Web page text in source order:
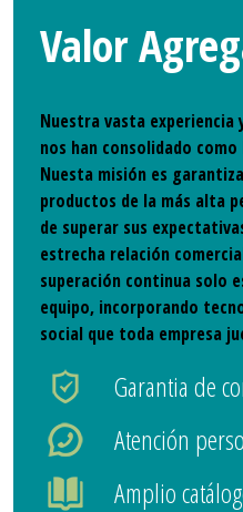
Valor
Nuestra vasta
nos han consolidado
Nuesta misión es
productos de la más alta
de superar sus
estrecha relación
superación continua solo
equipo, incorporando
social que toda empresa
Garantia de
Atención
Amplio